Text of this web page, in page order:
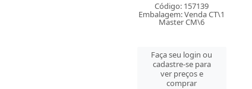
Código: 157139
Embalagem: Venda CT\1
Master CM\6
Faça seu login ou
cadastre-se para
ver preços e
comprar